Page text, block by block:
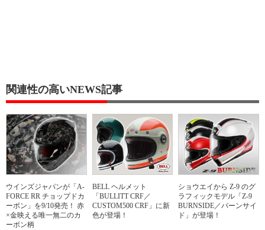
関連性の高いNEWS記事
ウインズジャパンが「A-
FORCE RR チョップドカ
ーボン」を9/10発売！ 赤
×金映える唯一無二のカ
ーボン柄
BELL ヘルメット
「BULLITT CRF／
CUSTOM500 CRF」に新
色が登場！
ショウエイから Z-9 のグ
ラフィックモデル「Z-9
BURNSIDE／バーンサイ
ド」が登場！